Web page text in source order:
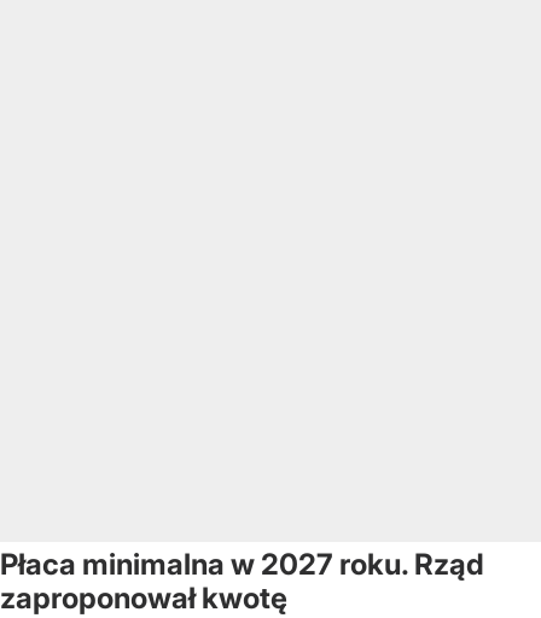
Płaca minimalna w 2027 roku. Rząd
zaproponował kwotę